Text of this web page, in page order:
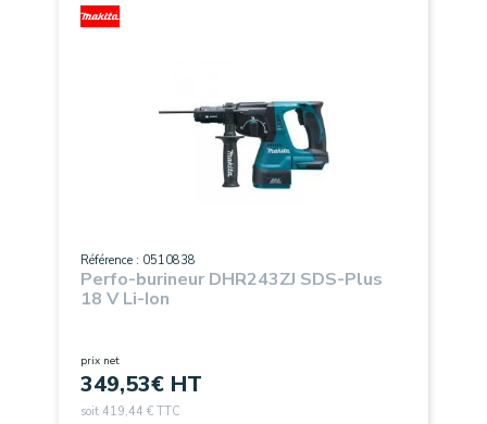
Référence : 0510838
Perfo-burineur DHR243ZJ SDS-Plus
18 V Li-Ion
prix net
349,53€ HT
soit 419,44 € TTC